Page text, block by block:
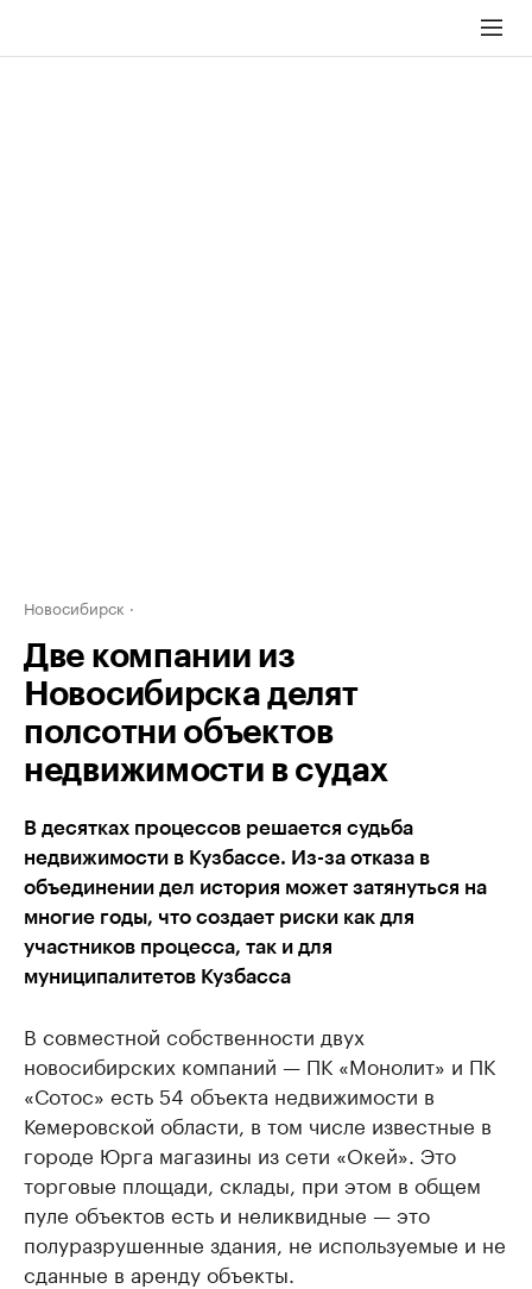
Новосибирск
Две компании из
Новосибирска делят
полсотни объектов
недвижимости в судах
В десятках процессов решается судьба
недвижимости в Кузбассе. Из-за отказа в
объединении дел история может затянуться на
многие годы, что создает риски как для
участников процесса, так и для
муниципалитетов Кузбасса
В совместной собственности двух
новосибирских компаний — ПК «Монолит» и ПК
«Сотос» есть 54 объекта недвижимости в
Кемеровской области, в том числе известные в
городе Юрга магазины из сети «Окей». Это
торговые площади, склады, при этом в общем
пуле объектов есть и неликвидные — это
полуразрушенные здания, не используемые и не
сданные в аренду объекты.